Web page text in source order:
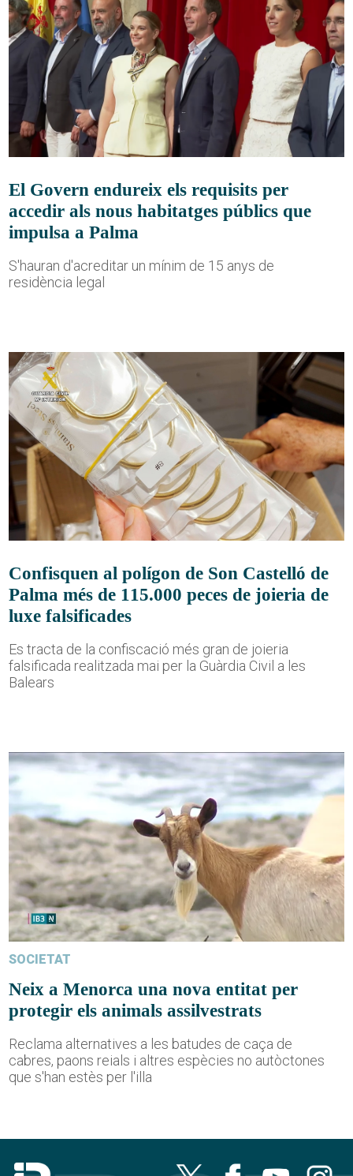
El Govern endureix els requisits per
accedir als nous habitatges públics que
impulsa a Palma
S'hauran d'acreditar un mínim de 15 anys de
residència legal
Confisquen al polígon de Son Castelló de
Palma més de 115.000 peces de joieria de
luxe falsificades
Es tracta de la confiscació més gran de joieria
falsificada realitzada mai per la Guàrdia Civil a les
Balears
SOCIETAT
Neix a Menorca una nova entitat per
protegir els animals assilvestrats
Reclama alternatives a les batudes de caça de
cabres, paons reials i altres espècies no autòctones
que s'han estès per l'illa